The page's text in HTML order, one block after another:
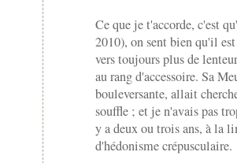
Ce que je t'accorde, c'est
2010), on sent bien qu'il
vers toujours plus de
au rang d'accessoire. Sa
bouleversante, allait
souffle ; et je n'avais pas
y a deux ou trois ans, à la
d'hédonisme crépusculaire.